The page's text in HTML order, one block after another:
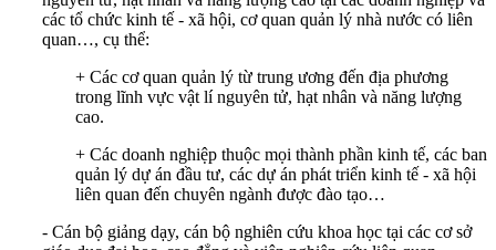
các tổ chức kinh tế - xã hội, cơ quan quản lý nhà nước có liên
quan…, cụ thể:
+ Các cơ quan quản lý từ trung ương đến địa phương
trong lĩnh vực vật lí nguyên tử, hạt nhân và năng lượng
cao.
+ Các doanh nghiệp thuộc mọi thành phần kinh tế, các ban
quản lý dự án đầu tư, các dự án phát triển kinh tế - xã hội
liên quan đến chuyên ngành được đào tạo…
- Cán bộ giảng dạy, cán bộ nghiên cứu khoa học tại các cơ sở